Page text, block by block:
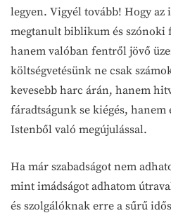
legyen. Vigyél tovább! Hogy
megtanult biblikum és szónoki
hanem valóban fentről jövő
költségvetésünk ne csak
kevesebb harc árán, hanem
fáradtságunk se kiégés,
Istenből való megújulással.
Ha már szabadságot nem
mint imádságot adhatom
és szolgálóknak erre a sűrű